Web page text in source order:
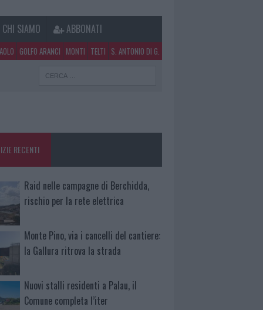
CHI SIAMO ABBONATI
GOLFO ARANCI MONTI TELTI S. ANTONIO DI G.
RECENTI
Raid nelle campagne di Berchidda,
rischio per la rete elettrica
Monte Pino, via i cancelli del cantiere:
la Gallura ritrova la strada
Nuovi stalli residenti a Palau, il
Comune completa l’iter